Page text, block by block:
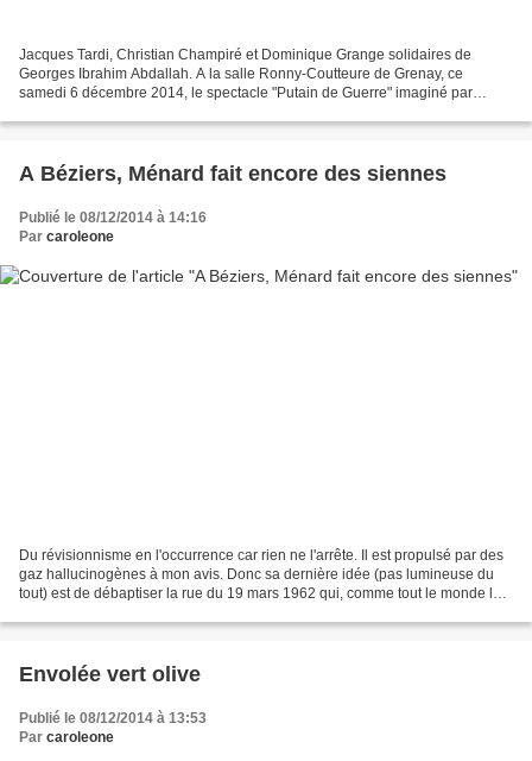
Jacques Tardi, Christian Champiré et Dominique Grange solidaires de
Georges Ibrahim Abdallah. A la salle Ronny-Coutteure de Grenay, ce
samedi 6 décembre 2014, le spectacle "Putain de Guerre" imaginé par
A Béziers, Ménard fait encore des siennes
Publié le 08/12/2014 à 14:16
Par caroleone
Du révisionnisme en l'occurrence car rien ne l'arrête. Il est propulsé par des
gaz hallucinogènes à mon avis. Donc sa dernière idée (pas lumineuse du
tout) est de débaptiser la rue du 19 mars 1962 qui, comme tout le monde le
Envolée vert olive
Publié le 08/12/2014 à 13:53
Par caroleone